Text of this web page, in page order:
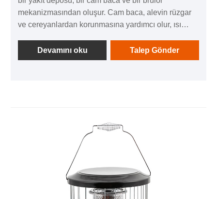
mekanizmasından oluşur. Cam baca, alevin rüzgar
ve cereyanlardan korunmasına yardımcı olur, ısı
alanına yayılmasını önler. Isıtıcılar genellikle
kompakt olacak ve taşınması kolay olacak şekilde
Devamını oku Talep Gönder